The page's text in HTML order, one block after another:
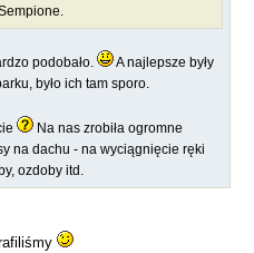
podobało.
A najlepsze były
było ich tam sporo.
Na nas zrobiła ogromne
na dachu - na wyciągnięcie ręki
ozdoby itd.